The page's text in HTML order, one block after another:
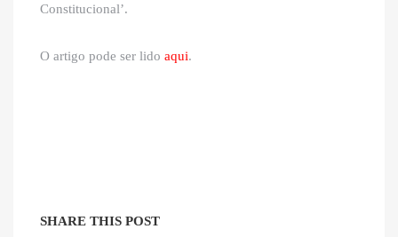
Constitucional’.
O artigo pode ser lido aqui.
SHARE THIS POST